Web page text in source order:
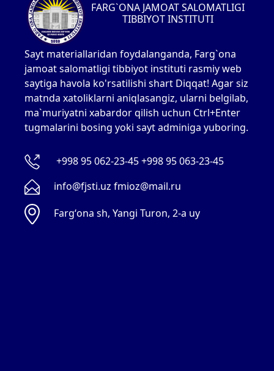
FARG`ONA JAMOAT SALOMATLIGI
TIBBIYOT INSTITUTI
Sayt materiallaridan foydalanganda, Farg`ona
jamoat salomatligi tibbiyot instituti rasmiy web
saytiga havola ko'rsatilishi shart Diqqat! Agar siz
matnda xatoliklarni aniqlasangiz, ularni belgilab,
ma`muriyatni xabardor qilish uchun Ctrl+Enter
tugmalarini bosing yoki sayt adminiga yuboring.
+998 95 062-23-45 +998 95 063-23-45
info@fjsti.uz fmioz@mail.ru
Fargʻona sh, Yangi Turon, 2-a uy